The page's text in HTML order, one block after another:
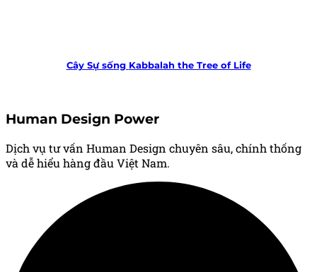
Cây Sự sống Kabbalah the Tree of Life
Human Design Power
Dịch vụ tư vấn Human Design chuyên sâu, chính thống
và dễ hiểu hàng đầu Việt Nam.